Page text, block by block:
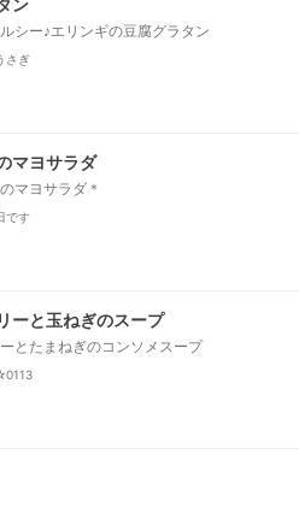
ン
シー♪エリンギの豆腐グラタン
さぎ
マヨサラダ
マヨサラダ＊
です
ーと玉ねぎのスープ
とたまねぎのコンソメスープ